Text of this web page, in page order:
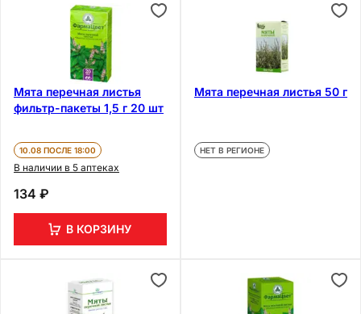
Мята перечная листья
фильтр-пакеты 1,5 г 20 шт
10.08 ПОСЛЕ 18:00
В наличии в 5 аптеках
134 ₽
В КОРЗИНУ
Мята перечная листья 50 г
НЕТ В РЕГИОНЕ